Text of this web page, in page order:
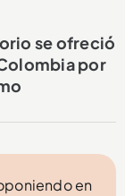
se ofreció
por
en